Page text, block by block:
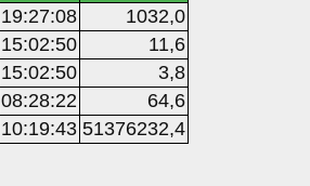
19:27:08
1032,0
15:02:50
11,6
15:02:50
3,8
08:28:22
64,6
10:19:43 51376232,4